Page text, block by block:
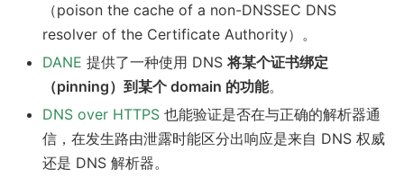
（poison the cache of a non-DNSSEC DNS
resolver of the Certificate Authority）。
DANE 提供了一种使用 DNS将某个证书绑定
（pinning）到某个 domain 的功能。
DNS over HTTPS 也能验证是否在与正确的解析器通
信，在发生路由泄露时能区分出响应是来自 DNS 权威
还是 DNS 解析器。